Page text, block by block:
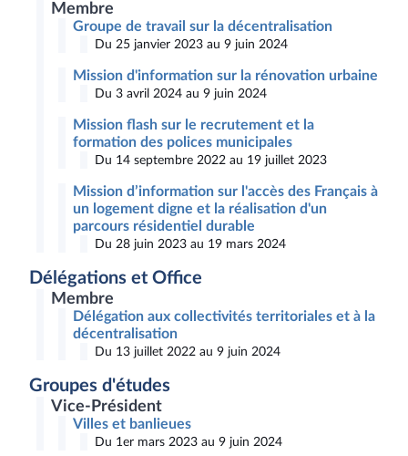
Membre
Groupe de travail sur la décentralisation
Du 25 janvier 2023 au 9 juin 2024
Mission d'information sur la rénovation urbaine
Du 3 avril 2024 au 9 juin 2024
Mission flash sur le recrutement et la
formation des polices municipales
Du 14 septembre 2022 au 19 juillet 2023
Mission d’information sur l'accès des Français à
un logement digne et la réalisation d'un
parcours résidentiel durable
Du 28 juin 2023 au 19 mars 2024
Délégations et Office
Membre
Délégation aux collectivités territoriales et à la
décentralisation
Du 13 juillet 2022 au 9 juin 2024
Groupes d'études
Vice-Président
Villes et banlieues
Du 1er mars 2023 au 9 juin 2024